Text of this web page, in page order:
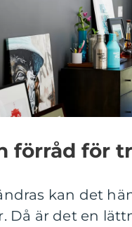
förråd för
kan det
Då är det en